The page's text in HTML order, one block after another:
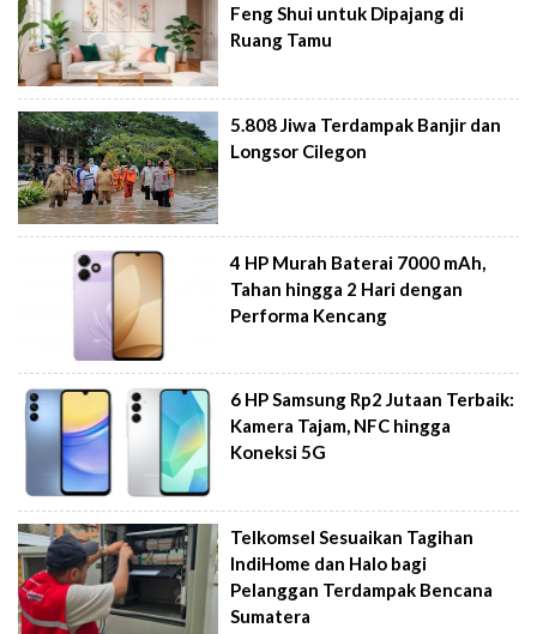
Feng Shui untuk Dipajang di
Ruang Tamu
5.808 Jiwa Terdampak Banjir dan
Longsor Cilegon
4 HP Murah Baterai 7000 mAh,
Tahan hingga 2 Hari dengan
Performa Kencang
6 HP Samsung Rp2 Jutaan Terbaik:
Kamera Tajam, NFC hingga
Koneksi 5G
Telkomsel Sesuaikan Tagihan
IndiHome dan Halo bagi
Pelanggan Terdampak Bencana
Sumatera